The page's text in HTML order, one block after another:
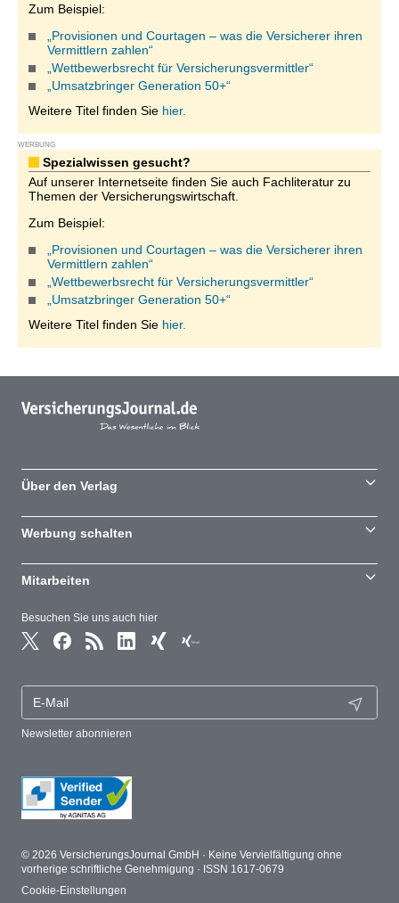
Zum Beispiel:
„Provisionen und Courtagen – was die Versicherer ihren
Vermittlern zahlen“
„Wettbewerbsrecht für Versicherungsvermittler“
„Umsatzbringer Generation 50+“
Weitere Titel finden Sie hier.
WERBUNG
Spezialwissen gesucht?
Auf unserer Internetseite finden Sie auch Fachliteratur zu
Themen der Versicherungswirtschaft.
Zum Beispiel:
„Provisionen und Courtagen – was die Versicherer ihren
Vermittlern zahlen“
„Wettbewerbsrecht für Versicherungsvermittler“
„Umsatzbringer Generation 50+“
Weitere Titel finden Sie hier.
Besuchen Sie uns auch hier
Newsletter abonnieren
Über den Verlag
Werbung schalten
Mitarbeiten
© 2026 VersicherungsJournal GmbH · Keine Vervielfältigung ohne
vorherige schriftliche Genehmigung · ISSN 1617-0679
Cookie-Einstellungen